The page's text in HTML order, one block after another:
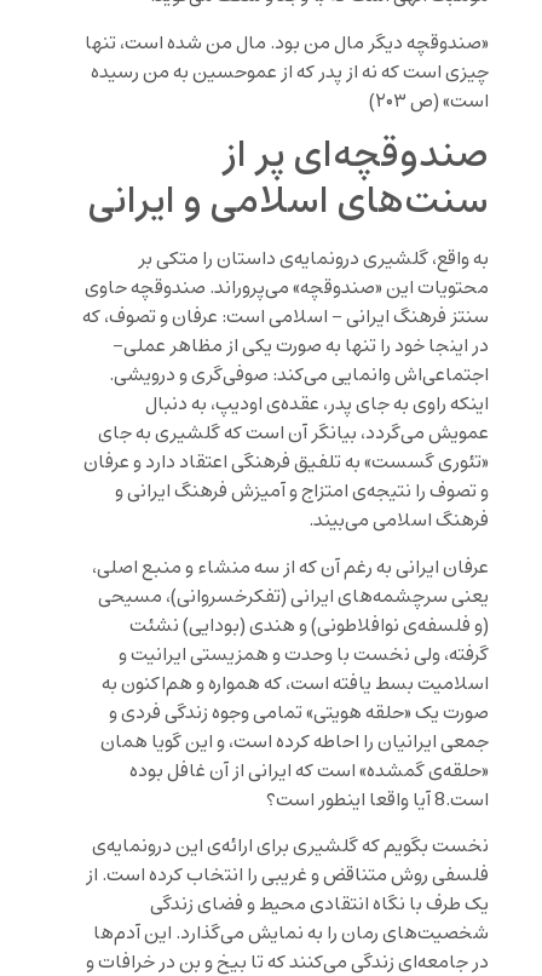
«صندوقچه دیگر مال من بود. مال من شده است، تنها
چیزی است که نه از پدر که از عموحسین به من رسیده
است» (ص ۲۰۳)
صندوقچه‌ای پر از
سنت‌های اسلامی و ایرانی
به واقع، گلشیری درونمایه‌ی داستان را متکی بر
محتویات این «صندوقچه» می‌پروراند. صندوقچه حاوی
سنتز فرهنگ ایرانی – اسلامی است: عرفان و تصوف، که
در اینجا خود را تنها به صورت یکی از مظاهر عملی-
اجتماعی‌اش وانمایی می‌کند: صوفی‌گری و درویشی.
اینکه راوی به جای پدر، عقده‌ی اودیپ، به دنبال
عمویش می‌گردد، بیانگر آن است که گلشیری به جای
«تئوری گسست» به تلفیق فرهنگی اعتقاد دارد و عرفان
و تصوف را نتیجه‌ی امتزاج و آمیزش فرهنگ ایرانی و
فرهنگ اسلامی می‌بیند.
عرفان ایرانی به رغم آن که از سه منشاء و منبع اصلی،
یعنی سرچشمه‌های ایرانی (تفکرخسروانی)، مسیحی
(و فلسفه‌ی نوافلاطونی) و هندی (بودایی) نشئت
گرفته، ولی نخست با وحدت و همزیستی ایرانیت و
اسلامیت بسط یافته است، که همواره و هم‌اکنون به
صورت یک «حلقه هویتی» تمامی وجوه زندگی فردی و
جمعی ایرانیان را احاطه کرده است، و این گویا همان
«حلقه‌ی گمشده» است که ایرانی از آن غافل بوده
است.8 آیا واقعا اینطور است؟
نخست بگویم که گلشیری برای ارائه‌ی این درونمایه‌ی
فلسفی روش متناقض و غریبی را انتخاب کرده است. از
یک طرف با نگاه انتقادی محیط و فضای زندگی
شخصیت‌های رمان را به نمایش می‌گذارد. این آدم‌ها
در جامعه‌ای زندگی می‌کنند که تا بیخ و بن در خرافات و